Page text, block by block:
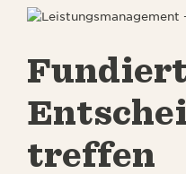
treffen